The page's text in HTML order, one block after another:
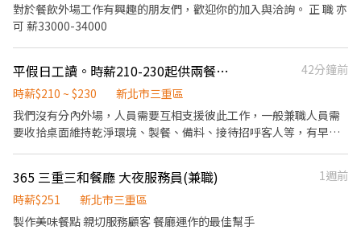
對於餐飲外場工作有興趣的朋友們，歡迎你的加入與洽詢。 正 職 亦
可 薪33000-34000
平假日工讀。時薪210-230起供兩餐。每月固定3000獎金。
42分鐘前
時薪$210 ~ $230
新北市三重區
我們沒有分內外場，人員需要互相支援彼此工作，一般兼職人員需
要收拾桌面維持乾淨環境、製餐、備料、接待招呼客人等，有早餐
365 三重三和餐廳 大夜服務員(兼職)
1週前
時薪$251
新北市三重區
製作美味餐點 親切服務顧客 餐廳運作的最佳幫手